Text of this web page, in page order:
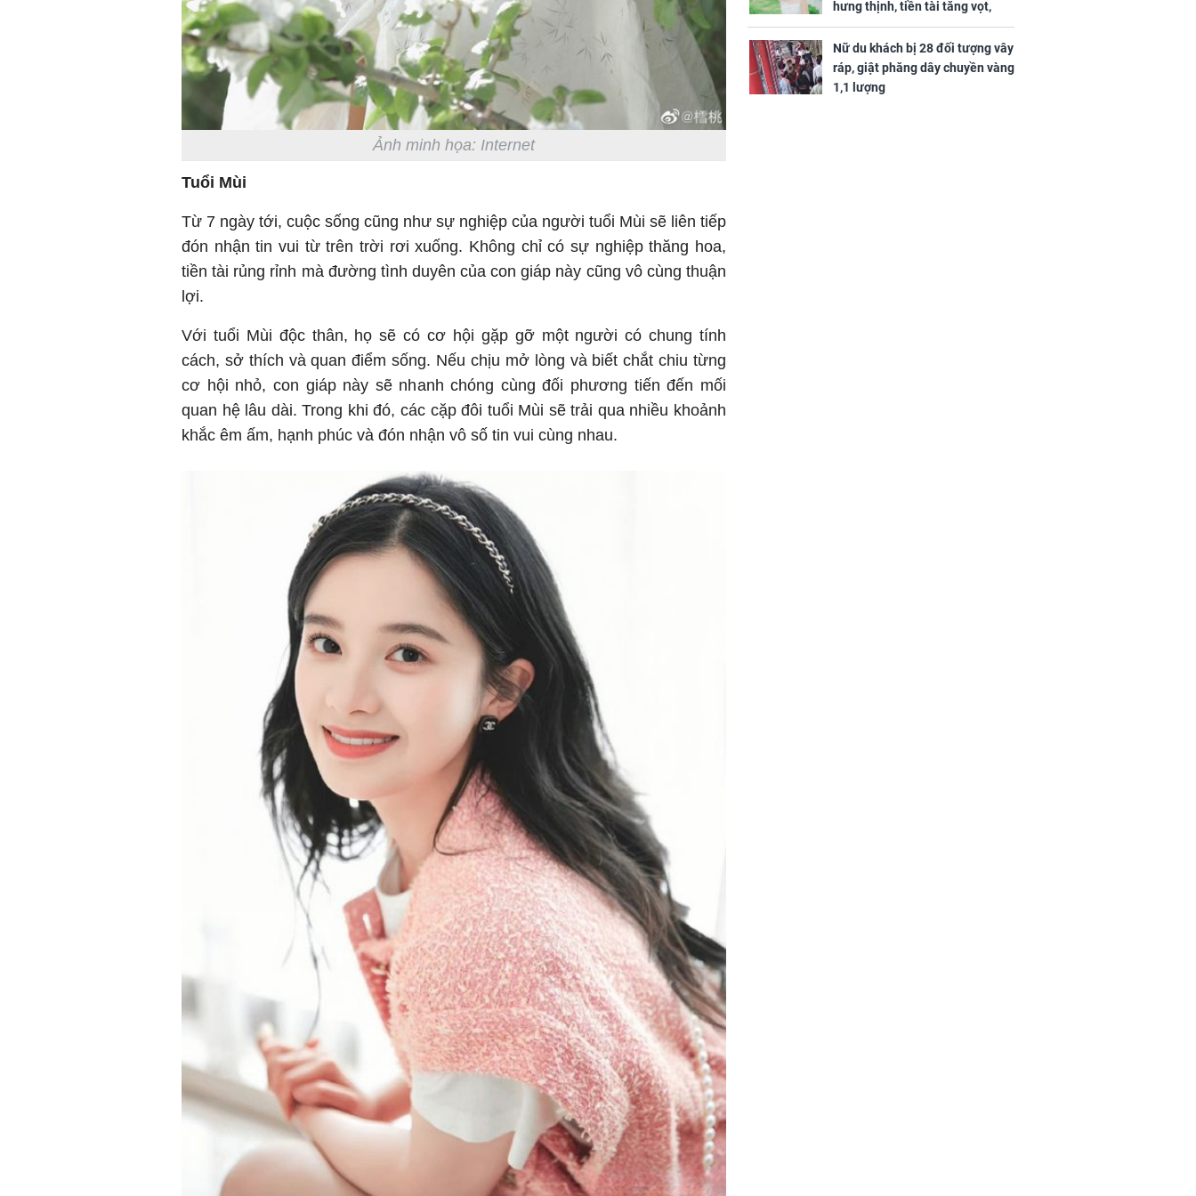
Ảnh minh họa: Internet
Tuổi Mùi
Từ 7 ngày tới, cuộc sống cũng như sự nghiệp của người tuổi Mùi sẽ liên tiếp
đón nhận tin vui từ trên trời rơi xuống. Không chỉ có sự nghiệp thăng hoa,
tiền tài rủng rỉnh mà đường tình duyên của con giáp này cũng vô cùng thuận
lợi.
Với tuổi Mùi độc thân, họ sẽ có cơ hội gặp gỡ một người có chung tính
cách, sở thích và quan điểm sống. Nếu chịu mở lòng và biết chắt chiu từng
cơ hội nhỏ, con giáp này sẽ nhanh chóng cùng đối phương tiến đến mối
quan hệ lâu dài. Trong khi đó, các cặp đôi tuổi Mùi sẽ trải qua nhiều khoảnh
khắc êm ấm, hạnh phúc và đón nhận vô số tin vui cùng nhau.
hưng thịnh, tiền tài tăng vọt,
Mão - Thân công việc bất trắc,
tiền mất tật mang
Nữ du khách bị 28 đối tượng vây
ráp, giật phăng dây chuyền vàng
1,1 lượng